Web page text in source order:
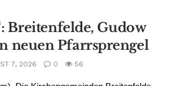
Breitenfelde, Gudow
neuen Pfarrsprengel
7, 2026 0 56